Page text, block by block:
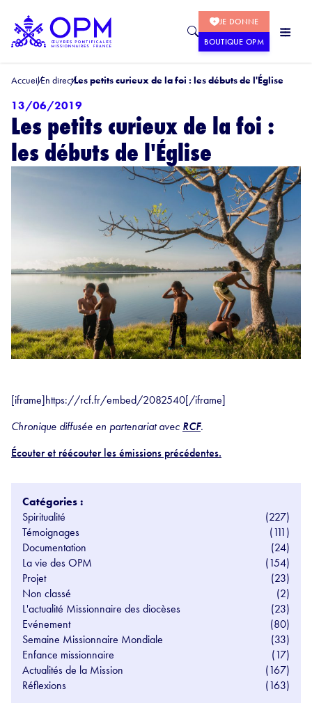
JE DONNE
BOUTIQUE OPM
AccueilEn directLes petits curieux de la foi : les débuts de l'Église
13/06/2019
Les petits curieux de la foi :
les débuts de l'Église
[iframe]https://rcf.fr/embed/2082540[/iframe]
Chronique diffusée en partenariat avec RCF.
Écouter et réécouter les émissions précédentes.
Catégories :
Spiritualité
(227)
Témoignages
(111)
Documentation
(24)
La vie des OPM
(154)
Projet
(23)
Non classé
(2)
L'actualité Missionnaire des diocèses
(23)
Evénement
(80)
Semaine Missionnaire Mondiale
(33)
Enfance missionnaire
(17)
Actualités de la Mission
(167)
Réflexions
(163)